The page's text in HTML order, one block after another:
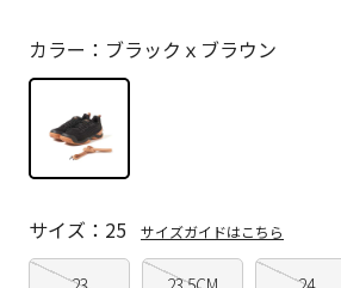
カラー：ブラックｘブラウン
サイズ：25 サイズガイドはこちら